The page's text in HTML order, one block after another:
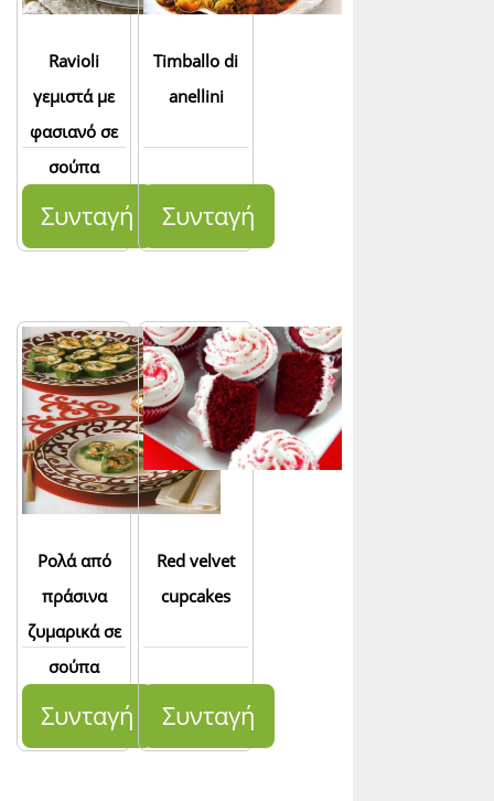
Ravioli
γεμιστά με
φασιανό σε
σούπα
σταφυλιών
Συνταγή
Timballo di
anellini
Συνταγή
Ρολά από
πράσινα
ζυμαρικά σε
σούπα
κοτόπουλου
Συνταγή
Red velvet
cupcakes
Συνταγή